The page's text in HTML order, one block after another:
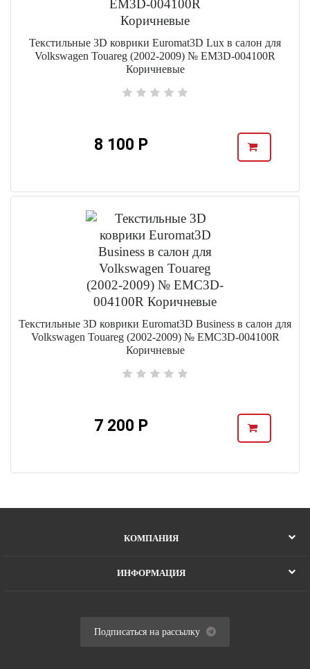
Текстильные 3D коврики Euromat3D Lux в салон для
Volkswagen Touareg (2002-2009) № EM3D-004100R
Коричневые
8 100 Р
Текстильные 3D коврики Euromat3D Business в салон для
Volkswagen Touareg (2002-2009) № EMC3D-004100R
Коричневые
7 200 Р
КОМПАНИЯ
ИНФОРМАЦИЯ
Подписаться на рассылку